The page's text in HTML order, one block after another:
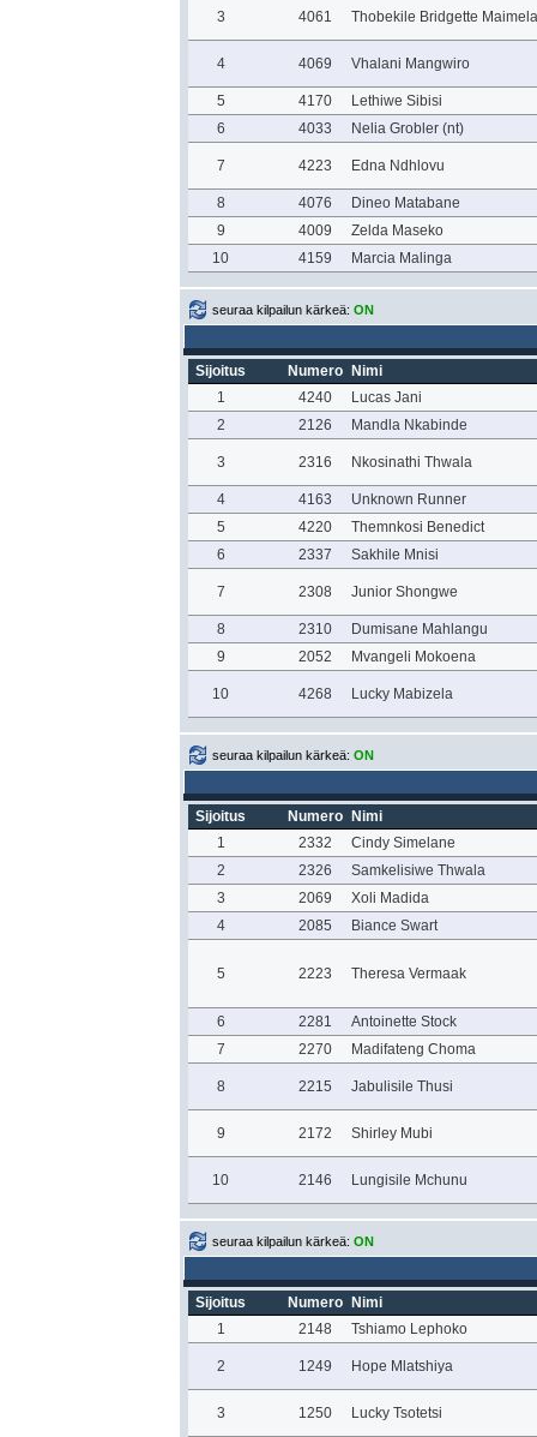
3 4061 Thobekile Bridgette Maimela
4 4069 Vhalani Mangwiro
5 4170
Lethiwe Sibisi
6
4033 Nelia Grobler (nt)
7 4223 Edna Ndhlovu
8 4076
Dineo Matabane
9
4009
Zelda Maseko
10
4159 Marcia Malinga
seuraa kilpailun kärkeä: ON
Sijoitus Numero
Nimi
1
4240
Lucas Jani
2
2126 Mandla Nkabinde
3 2316 Nkosinathi Thwala
4 4163
Unknown Runner
5
4220
Themnkosi Benedict
6
2337 Sakhile Mnisi
7 2308 Junior Shongwe
8 2310
Dumisane Mahlangu
9
2052 Mvangeli Mokoena
10 4268 Lucky Mabizela
seuraa kilpailun kärkeä: ON
Sijoitus Numero
Nimi
1
2332
Cindy Simelane
2
2326
Samkelisiwe Thwala
3
2069
Xoli Madida
4
2085 Biance Swart
5 2223 Theresa Vermaak
6 2281
Antoinette Stock
7
2270 Madifateng Choma
8 2215 Jabulisile Thusi
9 2172 Shirley Mubi
10 2146 Lungisile Mchunu
seuraa kilpailun kärkeä: ON
Sijoitus Numero
Nimi
1
2148 Tshiamo Lephoko
2 1249 Hope Mlatshiya
3 1250 Lucky Tsotetsi